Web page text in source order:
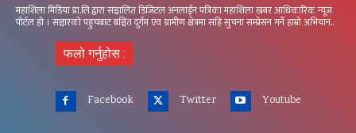
महाशिला मिडिया प्रा.लि.द्वारा सञ्चालित डिजिटल अनलाईन पत्रिका महाशिला खबर आधिकारिक न्यूज
पोर्टल हो । सञ्चारको पहुचबाट बञ्चित दुर्गम एंव ग्रामीण क्षेत्रमा सहि सुचना सम्प्रेसन गर्ने हाम्रो अभियान..
फलो गर्नुहोस :
Facebook Twitter Youtube